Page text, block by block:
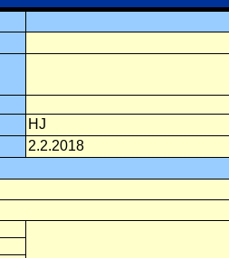
HJ
2.2.2018